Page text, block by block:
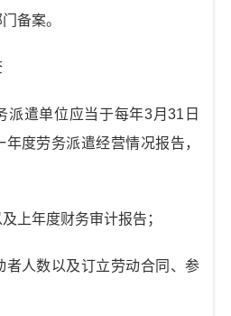
备案。
遣单位应当于每年3月31日
度劳务派遣经营情况报告，
年度财务审计报告；
人数以及订立劳动合同、参